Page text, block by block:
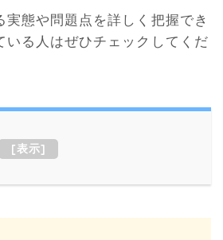
実態や問題点を詳しく把握でき
いる人はぜひチェックしてくだ
[表示]